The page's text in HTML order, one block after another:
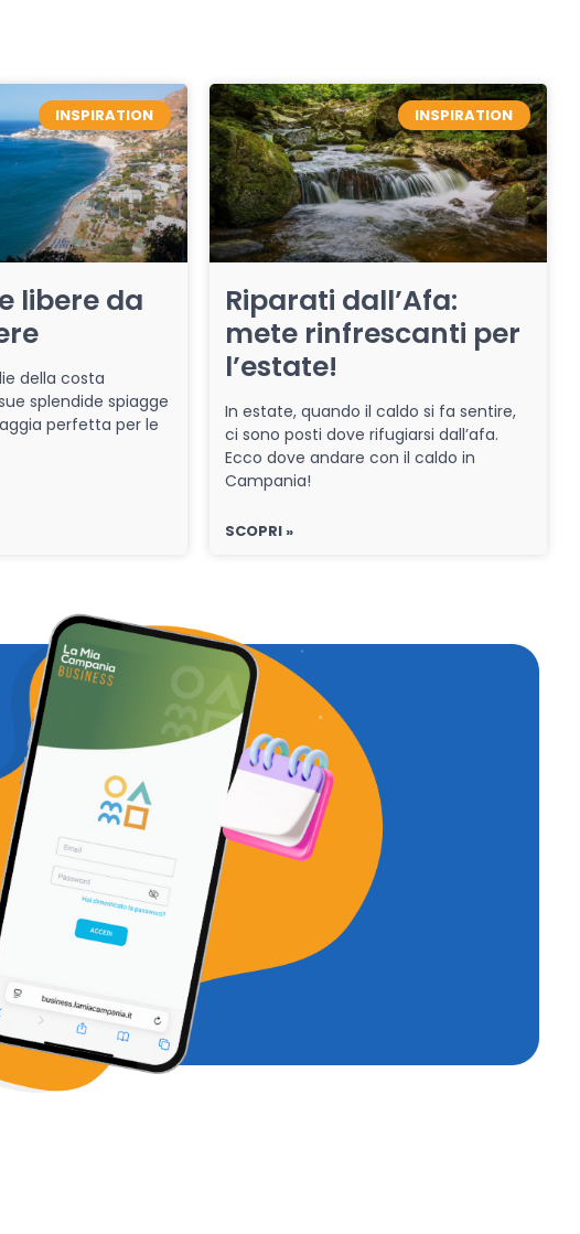
INSPIRATION
libere da
della costa
splendide spiagge
perfetta per le
INSPIRATION
Riparati dall’Afa:
mete rinfrescanti per
l’estate!
In estate, quando il caldo si fa sentire,
ci sono posti dove rifugiarsi dall’afa.
Ecco dove andare con il caldo in
Campania!
SCOPRI »